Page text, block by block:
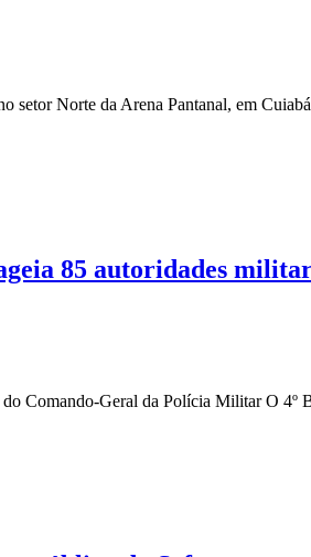
setor Norte da Arena Pantanal, em
85 autoridades
Comando-Geral da Polícia Militar O